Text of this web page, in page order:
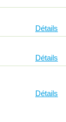
Détails
Détails
Détails